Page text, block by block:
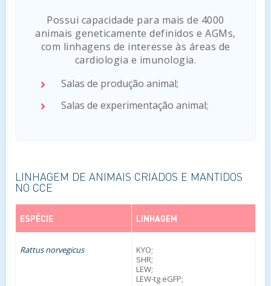
Possui capacidade para mais de 4000
animais geneticamente definidos e AGMs,
com linhagens de interesse às áreas de
cardiologia e imunologia.
Salas de produção animal;
Salas de experimentação animal;
LINHAGEM DE ANIMAIS CRIADOS E MANTIDOS
NO CCE
ESPÉCIE LINHAGEM
Rattus norvegicus
KYO;
SHR;
LEW;
LEW-tg eGFP;